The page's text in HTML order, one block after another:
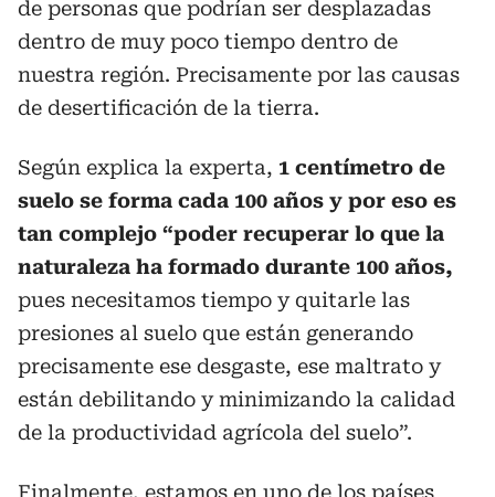
de personas que podrían ser desplazadas
dentro de muy poco tiempo dentro de
nuestra región. Precisamente por las causas
de desertificación de la tierra.
Según explica la experta, 1 centímetro de
suelo se forma cada 100 años y por eso es
tan complejo “poder recuperar lo que la
naturaleza ha formado durante 100 años,
pues necesitamos tiempo y quitarle las
presiones al suelo que están generando
precisamente ese desgaste, ese maltrato y
están debilitando y minimizando la calidad
de la productividad agrícola del suelo”.
Finalmente, estamos en uno de los países